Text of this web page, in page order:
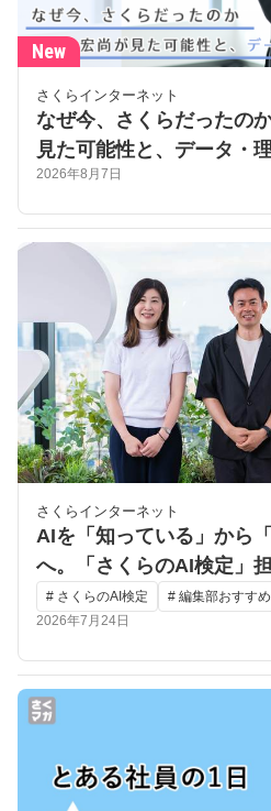
New
さくらインターネット
なぜ今、さくらだった
見た可能性と、データ・
2026年8月7日
さくらインターネット
AIを「知っている」から
へ。「さくらのAI検定」
# さくらのAI検定 # 編集部おすすめ
2026年7月24日